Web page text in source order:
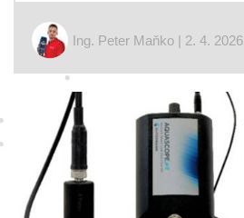
Ing. Peter Maňko | 2. 4. 2026